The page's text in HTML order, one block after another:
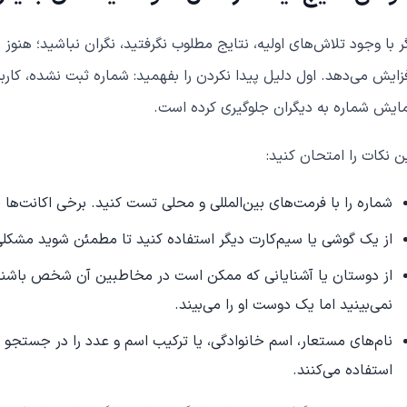
با وجود تلاش‌های اولیه، نتایج مطلوب نگرفتید، نگران نباشید؛
می‌دهد. اول دلیل پیدا نکردن را بفهمید: شماره ثبت نشده،
شماره به دیگران جلوگیری کرده است.
نکات را امتحان کنید:
شماره را با فرمت‌های بین‌المللی و محلی تست کنید. برخی
از یک گوشی یا سیم‌کارت دیگر استفاده کنید تا مطمئن شوید
از دوستان یا آشنایانی که ممکن است در مخاطبین آن شخص
نمی‌بینید اما یک دوست او را می‌بیند.
نام‌های مستعار، اسم خانوادگی، یا ترکیب اسم و عدد را در جستجو
استفاده می‌کنند.